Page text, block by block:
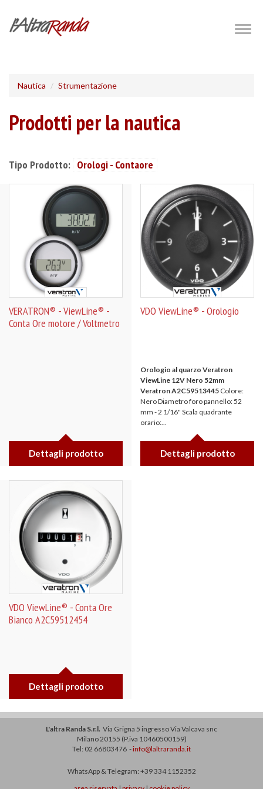
Nautica Strumentazione
Prodotti per la nautica
Tipo Prodotto: Orologi - Contaore
VERATRON® - ViewLine® -
Conta Ore motore / Voltmetro
Dettagli prodotto
VDO ViewLine® - Orologio
Orologio al quarzo Veratron
ViewLine 12V Nero 52mm
Veratron A2C59513445 Colore:
Nero Diametro foro pannello: 52
mm - 2 1/16" Scala quadrante
orario:...
Dettagli prodotto
VDO ViewLine® - Conta Ore
Bianco A2C59512454
Dettagli prodotto
L'altra Randa S.r.l. Via Grigna 5 ingresso Via Valcava snc
Milano 20155 (P.iva 10460500159)
Tel: 02 66803476 -info@laltraranda.it
WhatsApp & Telegram: +39 334 1152352